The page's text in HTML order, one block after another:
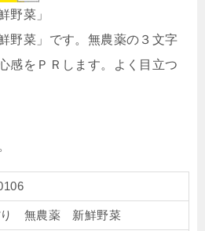
野菜」
菜」です。無農薬の３文字
感をＰＲします。よく目立つ
り 無農薬 新鮮野菜